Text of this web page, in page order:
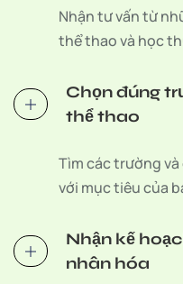
Nhận tư vấn từ
thể thao và học
Chọn đúng
thể thao
Tìm các trường
với mục tiêu của
Nhận kế
nhân hóa